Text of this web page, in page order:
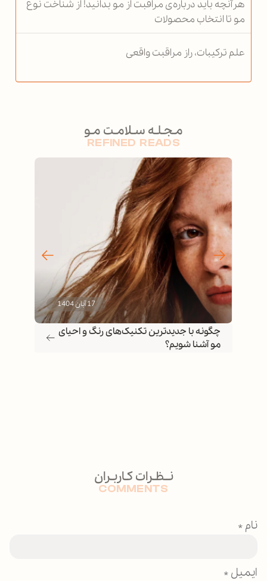
هرآنچه باید درباره‌ی مراقبت از مو بدانید! از شناخت نوع
مو تا انتخاب محصولات
علم ترکیبات، راز مراقبت واقعی
مـجـلـه سـلامـت مـو
REFINED READS
17 آبان 1404
چگونه با جدیدترین تکنیک‌های رنگ و احیای
مو آشنا شویم؟
نــظـرات کـاربـران
COMMENTS
نام*
ایمیل*